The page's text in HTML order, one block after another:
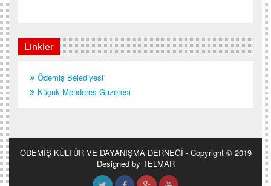
Linkler
Ödemiş Belediyesi
Küçük Menderes Gazetesi
ÖDEMİŞ KÜLTÜR VE DAYANIŞMA DERNEĞİ - Copyright © 2019
Designed by TELMAR